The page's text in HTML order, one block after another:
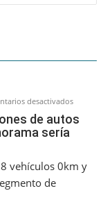
desactivadosen
En
de autos
sería
vehículos 0km y
de